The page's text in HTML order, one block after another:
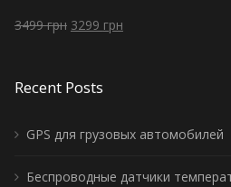
3499грн 3299 грн
Recent Posts
GPS для грузовых автомобилей
Беспроводные датчики